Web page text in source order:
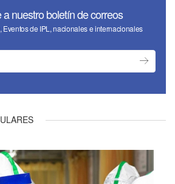
nuestro boletín de correos
Eventos de IPL, nacionales e internacionales